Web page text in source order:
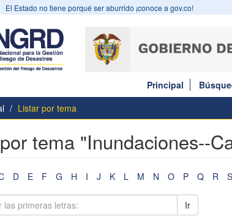
El Estado no tiene porqué ser aburrido ¡conoce a gov.co!
Principal
Listar por tema
tema "Inundaciones--
D E F G H I J K L M N O P Q R S
Ir